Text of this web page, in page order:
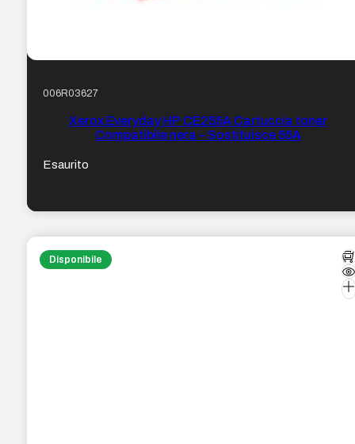
006R03627
Xerox Everyday HP CE255A Cartuccia toner
Compatibile nera – Sostituisce 55A
Esaurito
Disponibile